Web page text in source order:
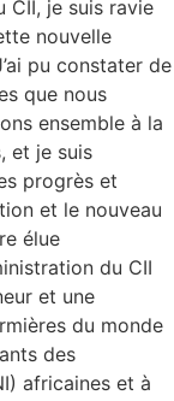
CII, je suis ravie
nouvelle
pu constater de
que nous
ensemble à la
et je suis
progrès et
et le nouveau
élue
du CII
et une
du monde
des
africaines et à